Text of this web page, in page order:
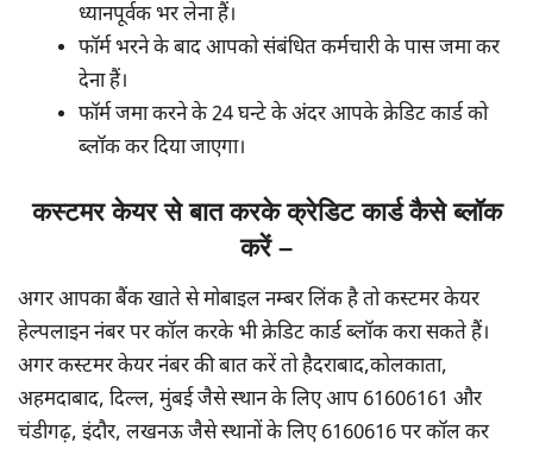
ध्यानपूर्वक भर लेना हैं।
फॉर्म भरने के बाद आपको संबंधित कर्मचारी के पास जमा कर
देना हैं।
फॉर्म जमा करने के 24 घन्टे के अंदर आपके क्रेडिट कार्ड को
ब्लॉक कर दिया जाएगा।
कस्टमर केयर से बात करके क्रेडिट कार्ड कैसे ब्लॉक
करें –
अगर आपका बैंक खाते से मोबाइल नम्बर लिंक है तो कस्टमर केयर
हेल्पलाइन नंबर पर कॉल करके भी क्रेडिट कार्ड ब्लॉक करा सकते हैं।
अगर कस्टमर केयर नंबर की बात करें तो हैदराबाद,कोलकाता,
अहमदाबाद, दिल्ल, मुंबई जैसे स्थान के लिए आप 61606161 और
चंडीगढ़, इंदौर, लखनऊ जैसे स्थानों के लिए 6160616 पर कॉल कर